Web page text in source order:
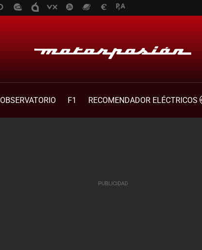
OBSERVATORIO F1
RECOMENDADOR ELÉCTRICOS